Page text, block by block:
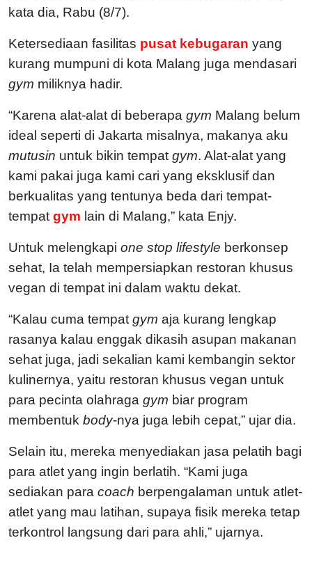
kata dia, Rabu (8/7).
Ketersediaan fasilitas pusat kebugaran yang
kurang mumpuni di kota Malang juga mendasari
gym miliknya hadir.
“Karena alat-alat di beberapa gym Malang belum
ideal seperti di Jakarta misalnya, makanya aku
mutusin untuk bikin tempat gym. Alat-alat yang
kami pakai juga kami cari yang eksklusif dan
berkualitas yang tentunya beda dari tempat-
tempat gym lain di Malang,” kata Enjy.
Untuk melengkapi one stop lifestyle berkonsep
sehat, Ia telah mempersiapkan restoran khusus
vegan di tempat ini dalam waktu dekat.
“Kalau cuma tempat gym aja kurang lengkap
rasanya kalau enggak dikasih asupan makanan
sehat juga, jadi sekalian kami kembangin sektor
kulinernya, yaitu restoran khusus vegan untuk
para pecinta olahraga gym biar program
membentuk body-nya juga lebih cepat,” ujar dia.
Selain itu, mereka menyediakan jasa pelatih bagi
para atlet yang ingin berlatih. “Kami juga
sediakan para coach berpengalaman untuk atlet-
atlet yang mau latihan, supaya fisik mereka tetap
terkontrol langsung dari para ahli,” ujarnya.